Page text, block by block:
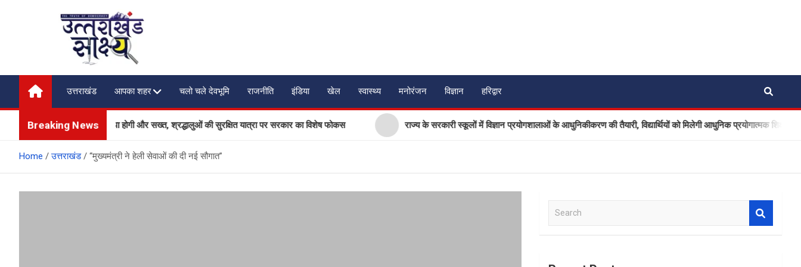
Uttarakhand Shakshya
My News Portal
उत्तराखंड
आपका शहर चलो चले देवभूमि राजनीति इंडिया खेल स्वास्थ्य मनोरंजन विज्ञान हरिद्वार
Breaking News
पर सुरक्षा और यातायात व्यवस्था होगी और सख्त, श्रद्धालुओं की सुरक्षित यात्रा पर सरकार का विशेष फोकस राज्य के सरकारी स्कूलों में विज्ञान प्रयोगशालाओं के आधुनिकीकरण की तैयारी, विद्यार्थियों को मिलेगी आधुनिक प्रयोगात्मक शिक्षा
Home उत्तराखंड “मुख्यमंत्री ने हेली सेवाओं की दी नई सौगात”
a